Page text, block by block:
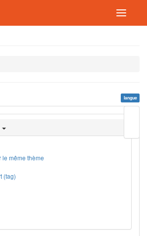
langue
page
le même thème
(tag)